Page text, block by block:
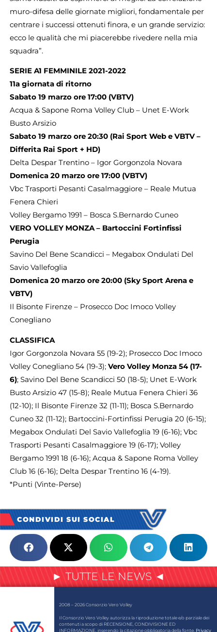
muro-difesa delle giornate migliori, fondamentale per
centrare i successi ottenuti finora, e un grande servizio:
ecco le qualità che mi piacerebbe rivedere nella mia
squadra”.
SERIE A1 FEMMINILE 2021-2022
11a giornata di ritorno
Sabato 19 marzo ore 17:00 (VBTV)
Acqua & Sapone Roma Volley Club – Unet E-Work
Busto Arsizio
Sabato 19 marzo ore 20:30 (Rai Sport Web e VBTV –
Differita Rai Sport + HD)
Delta Despar Trentino – Igor Gorgonzola Novara
Domenica 20 marzo ore 17:00 (VBTV)
Vbc Trasporti Pesanti Casalmaggiore – Reale Mutua
Fenera Chieri
Volley Bergamo 1991 – Bosca S.Bernardo Cuneo
VERO VOLLEY MONZA – Bartoccini Fortinfissi
Perugia
Savino Del Bene Scandicci – Megabox Ondulati Del
Savio Vallefoglia
Domenica 20 marzo ore 20:00 (Sky Sport Arena e
VBTV)
Il Bisonte Firenze – Prosecco Doc Imoco Volley
Conegliano
CLASSIFICA
Igor Gorgonzola Novara 55 (19-2); Prosecco Doc Imoco
Volley Conegliano 54 (19-3); Vero Volley Monza 54 (17-
6); Savino Del Bene Scandicci 50 (18-5); Unet E-Work
Busto Arsizio 47 (15-8); Reale Mutua Fenera Chieri 36
(12-10); Il Bisonte Firenze 32 (11-11); Bosca S.Bernardo
Cuneo 32 (11-12); Bartoccini-Fortinfissi Perugia 20 (6-15);
Megabox Ondulati Del Savio Vallefoglia 19 (6-16); Vbc
Trasporti Pesanti Casalmaggiore 19 (6-17); Volley
Bergamo 1991 18 (6-16); Acqua & Sapone Roma Volley
Club 16 (6-16); Delta Despar Trentino 16 (4-19).
*Punti (Vinte-Perse)
CONDIVIDI SUI SOCIAL
► TUTTE LE NEWS ◄
2008 – 2026 Consorzio Vero Volley
Il Consorzio Vero Volley autorizza la riproduzione totale e/o parziale dei
contenuti a scopo di RECENSIONE, CONDIVISIONE ED
INFORMAZIONE, inserendo la citazione obbligatoria della fonte. Privacy